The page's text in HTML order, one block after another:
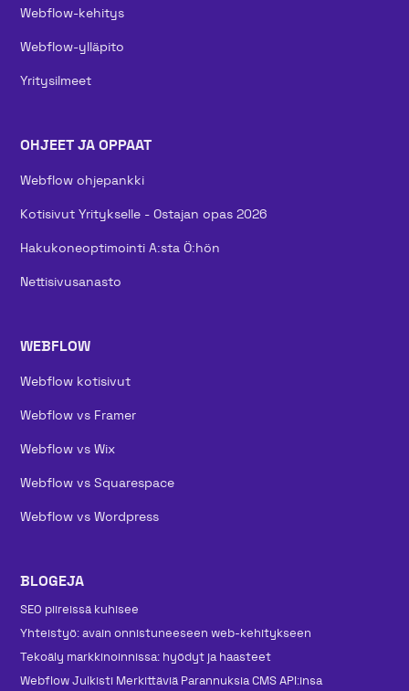
Webflow-kehitys
Webflow-ylläpito
Yritysilmeet
OHJEET JA OPPAAT
Webflow ohjepankki
Kotisivut Yritykselle - Ostajan opas 2026
Hakukoneoptimointi A:sta Ö:hön
Nettisivusanasto
WEBFLOW
Webflow kotisivut
Webflow vs Framer
Webflow vs Wix
Webflow vs Squarespace
Webflow vs Wordpress
BLOGEJA
SEO piireissä kuhisee
Yhteistyö: avain onnistuneeseen web-kehitykseen
Tekoäly markkinoinnissa: hyödyt ja haasteet
Webflow Julkisti Merkittäviä Parannuksia CMS API:insa